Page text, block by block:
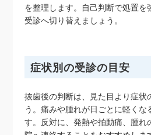
を整理します。自己判断で処置を
受診へ切り替えましょう。
症状別の受診の目安
抜歯後の判断は、見た目より症状
う。痛みや腫れが日ごとに軽くな
す。反対に、発熱や拍動痛、腫れ